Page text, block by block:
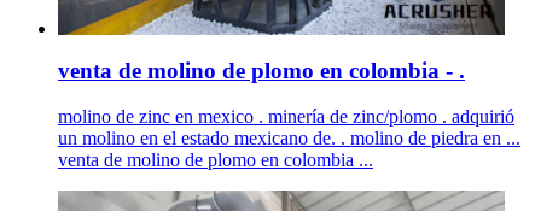
venta de molino de plomo en colombia - .
molino de zinc en mexico . minería de zinc/plomo . adquirió
un molino en el estado mexicano de. . molino de piedra en ...
venta de molino de plomo en colombia ...